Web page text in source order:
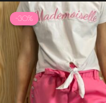
-30%
-30%
Le
prix
initial
était :
17.99 €.
prix
actuel
est :
12.59 €.